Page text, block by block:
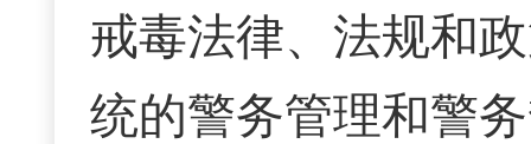
戒毒法律、法规和
统的警务管理和警